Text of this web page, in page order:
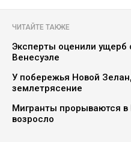
ЧИТАЙТЕ ТАКЖЕ
Эксперты оценили ущерб
Венесуэле
У побережья Новой
землетрясение
Мигранты прорываются
возросло